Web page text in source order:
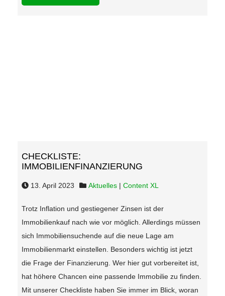
CHECKLISTE:
IMMOBILIENFINANZIERUNG
13. April 2023 Aktuelles | Content XL
Trotz Inflation und gestiegener Zinsen ist der
Immobilienkauf nach wie vor möglich. Allerdings müssen
sich Immobiliensuchende auf die neue Lage am
Immobilienmarkt einstellen. Besonders wichtig ist jetzt
die Frage der Finanzierung. Wer hier gut vorbereitet ist,
hat höhere Chancen eine passende Immobilie zu finden.
Mit unserer Checkliste haben Sie immer im Blick, woran